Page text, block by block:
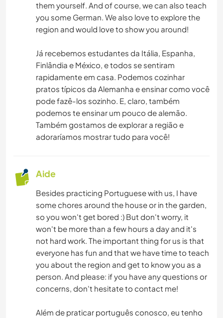
them yourself. And of course, we can also teach
you some German. We also love to explore the
region and would love to show you around!
Já recebemos estudantes da Itália, Espanha,
Finlândia e México, e todos se sentiram
rapidamente em casa. Podemos cozinhar
pratos típicos da Alemanha e ensinar como você
pode fazê-los sozinho. E, claro, também
podemos te ensinar um pouco de alemão.
Também gostamos de explorar a região e
adoraríamos mostrar tudo para você!
Aide
Besides practicing Portuguese with us, I have
some chores around the house or in the garden,
so you won't get bored :) But don't worry, it
won't be more than a few hours a day and it's
not hard work. The important thing for us is that
everyone has fun and that we have time to teach
you about the region and get to know you as a
person. And please: if you have any questions or
concerns, don't hesitate to contact me!
Além de praticar português conosco, eu tenho